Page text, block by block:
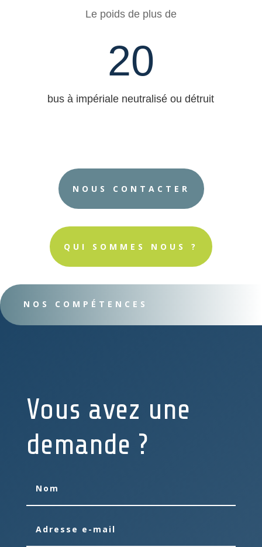
Le poids de plus de
20
bus à impériale neutralisé ou détruit
NOUS CONTACTER
QUI SOMMES NOUS ?
NOS COMPÉTENCES
Vous avez une
demande ?